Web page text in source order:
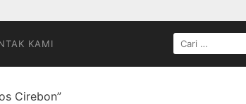
KAMI
CARI
UNTUK:
Cirebon”